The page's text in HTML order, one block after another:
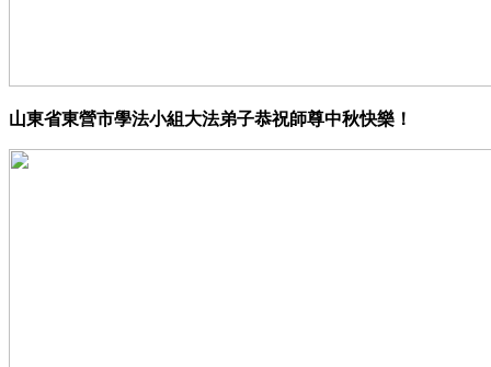
山東省東營市學法小組大法弟子恭祝師尊中秋快樂！